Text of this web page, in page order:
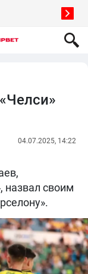
04.07.2025, 14:22
назвал своим